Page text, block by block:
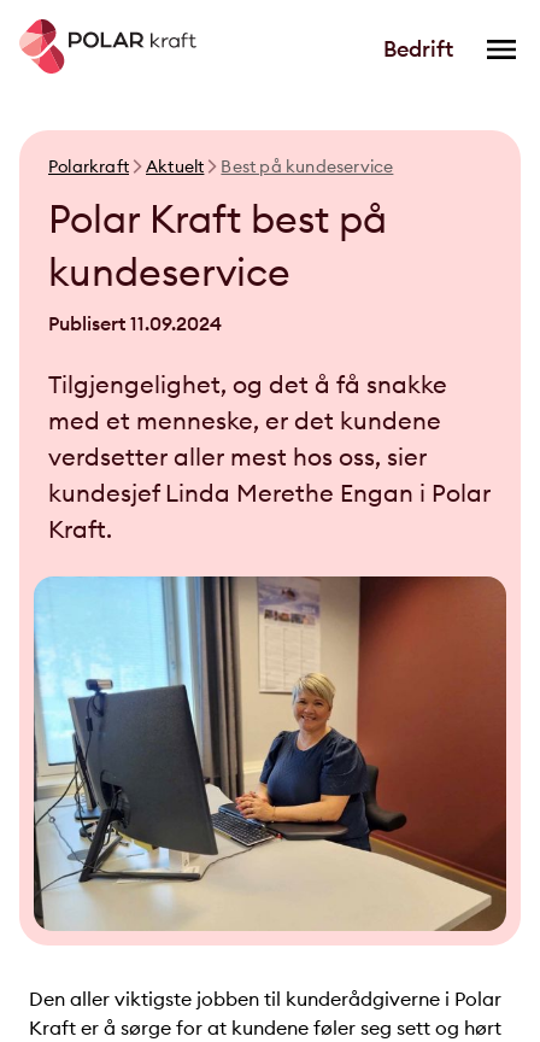
Bedrift
Polarkraft Aktuelt Best på kundeservice
Polar Kraft best på
kundeservice
Publisert 11.09.2024
Tilgjengelighet, og det å få snakke
med et menneske, er det kundene
verdsetter aller mest hos oss, sier
kundesjef Linda Merethe Engan i Polar
Kraft.
Den aller viktigste jobben til kunderådgiverne i Polar
Kraft er å sørge for at kundene føler seg sett og hørt